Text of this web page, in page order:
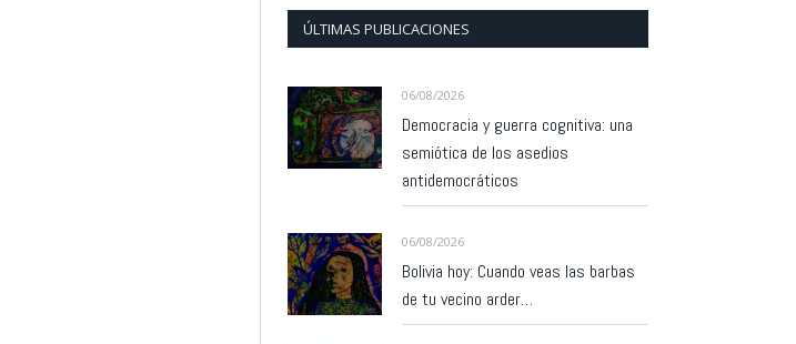
ÚLTIMAS PUBLICACIONES
06/08/2026
Democracia y guerra cognitiva: una
semiótica de los asedios
antidemocráticos
06/08/2026
Bolivia hoy: Cuando veas las barbas
de tu vecino arder…